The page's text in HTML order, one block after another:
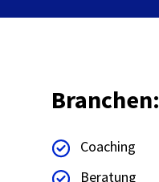
Branchen:
Coaching
Beratung